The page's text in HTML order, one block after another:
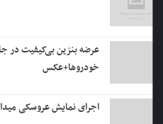
عرضه بنزین بی‌کیفیت در
خودروها+عکس
اجرای نمایش عروسکی